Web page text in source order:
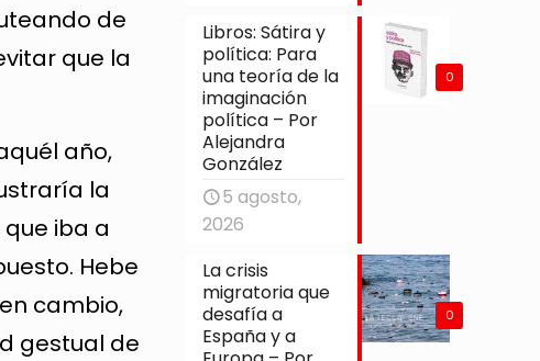
de
que la
año,
la
iba a
Hebe
cambio,
gestual de
0
Libros: Sátira y
política: Para
una teoría de la
imaginación
política – Por
Alejandra
González
5 agosto,
2026
0
La crisis
migratoria que
desafía a
España y a